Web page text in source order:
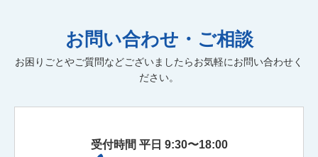
お問い合わせ・ご相談
お困りごとやご質問などございましたらお気軽にお問い合わせく
ださい。
受付時間 平日 9:30〜18:00